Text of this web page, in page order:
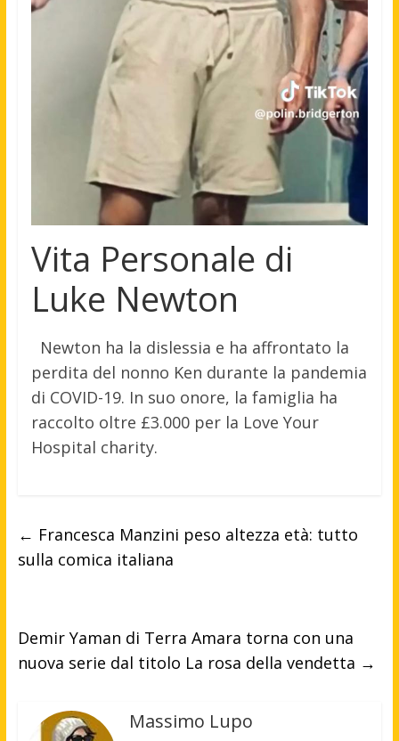
Vita Personale di
Luke Newton
Newton ha la dislessia e ha affrontato la
perdita del nonno Ken durante la pandemia
di COVID-19. In suo onore, la famiglia ha
raccolto oltre £3.000 per la Love Your
Hospital charity.
← Francesca Manzini peso altezza età: tutto
sulla comica italiana
Demir Yaman di Terra Amara torna con una
nuova serie dal titolo La rosa della vendetta →
Massimo Lupo